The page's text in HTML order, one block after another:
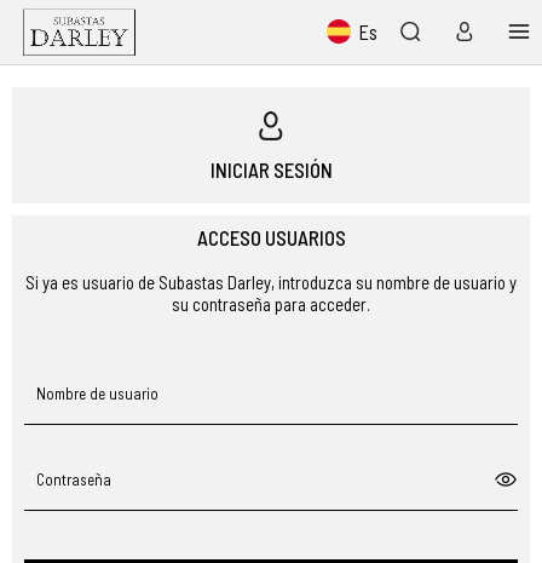
Es
INICIAR SESIÓN
ACCESO USUARIOS
Si ya es usuario de Subastas Darley, introduzca su nombre de usuario y
su contraseña para acceder.
Nombre de usuario
Contraseña